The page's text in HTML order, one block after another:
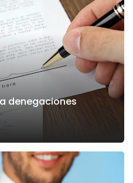
denegaciones